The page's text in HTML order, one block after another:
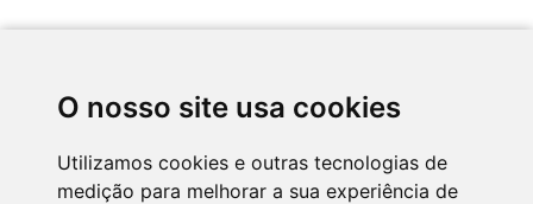
O nosso site usa cookies
Utilizamos cookies e outras tecnologias de
medição para melhorar a sua experiência de